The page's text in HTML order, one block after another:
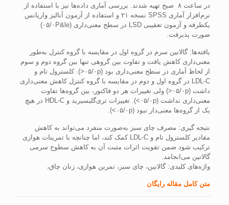
در ساعت ۸ صبح تهیه شدند. بررسی آماری داده‌ها نیز با استفاده از
نرم‌افزار آماری SPSS نسخه ۲۱ و استفاده از آزمون آنالیز واریانس
یکطرفه و آزمون تعقیبی LSD در سطح معنی‌داری (۰۵/۰P&le)
صورت پذیرفت.
یافته‌ها‌: گالانین سرم در گروه اول در مقایسه با گروه کنترل به‌طور
معنی‌داری کاهش یافت و تفاوت بین گروهی تنها بین گروه دوم و سوم
از لحاظ آماری در سطح معنی‌داری بود (۰۵/۰p<). کلسترول تام و
LDL-C در گروه اول و دوم در مقایسه با گروه کنترل کاهش معنی‌داری
داشت (۰۵/۰p<) ولی تغییرات هر دو فاکتور، بین گروه‌ها تفاوت
معنی‌داری نداشت (۰۵/۰p>). تغییرات تری‌گلیسیرید و HDL-C در هیچ
یک از گروه‌ها معنی‌دار نبود (۰۵/۰p>).
نتیجه گیری: مصرف چای سبز به‌صورت منفرد می‌تواند به کاهش
مقادیر کلسترول تام و LDL-C کمک کند، اما چنانچه با تمرینات هوازی
ترکیب شود ضمن تقویت اثرات مثبت آن به کاهش سطوح سرمی
گالانین می‌انجامد.
واژه‌های کلیدی: گالانین، چای سبز، تمرین هوازی، زنان چاق،
متن کامل مقاله رایگان